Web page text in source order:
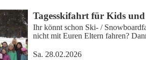
Tagesskifahrt für Kids und
Ihr könnt schon Ski- /
nicht mit Euren Eltern fahren?
Sa. 28.02.2026